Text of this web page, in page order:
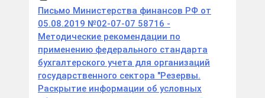
Письмо Министерства финансов РФ от
05.08.2019 №02-07-07 58716 -
Методические рекомендации по
применению федерального стандарта
бухгалтерского учета для организаций
государственного сектора "Резервы.
Раскрытие информации об условных